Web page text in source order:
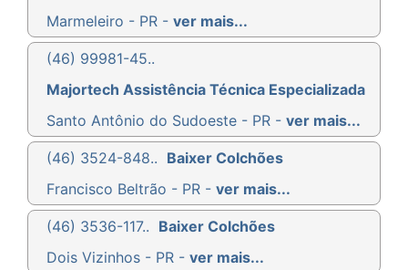
Marmeleiro - PR - ver mais...
(46) 99981-45..
Majortech Assistência Técnica Especializada
Santo Antônio do Sudoeste - PR - ver mais...
(46) 3524-848.. Baixer Colchões
Francisco Beltrão - PR - ver mais...
(46) 3536-117.. Baixer Colchões
Dois Vizinhos - PR - ver mais...